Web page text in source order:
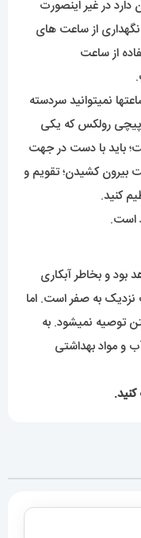
از ساعت های
از ساعت
نمیتوانید سردسته
پیچی رولکس که یکی
باید با دست در جهت
بیرون کشیدن؛ تقویم و
کنید.
است.
و بخاطر آبکاری
به صفر است. اما
توصیه نمیشود. به
و مواد بهداشتی